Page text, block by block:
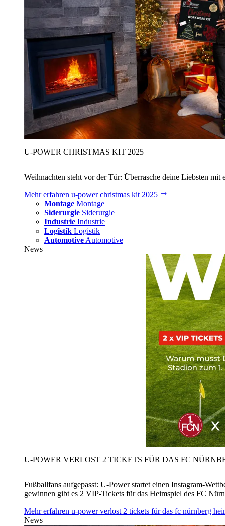
U‑POWER CHRISTMAS KIT 2025
Weihnachten steht vor der Tür: Überrasche deine Liebsten
Mehr erfahren u‑power christmas kit 2025
Montage Montage
Siderurgie Siderurgie
Industrie Industrie
Logistik Logistik
Automotive Automotive
News
U‑POWER VERLOST 2 TICKETS FÜR DAS FC
Fußballfans aufgepasst: U‑Power startet einen Instagram-
gewinnen gibt es 2 VIP-Tickets für das Heimspiel des FC
Mehr erfahren u‑power verlost 2 tickets für das fc nürnberg
News